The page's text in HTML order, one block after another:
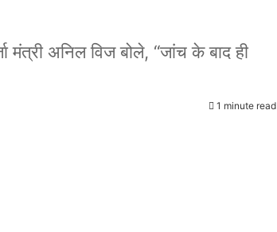
मंत्री अनिल विज बोले, “जांच के बाद ही
1 minute read